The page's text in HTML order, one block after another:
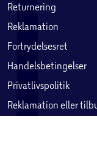
Returnering
Reklamation
Fortrydelsesret
Handelsbetingelser
Privatlivspolitik
Reklamation eller